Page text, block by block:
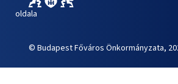
oldala
© Budapest Főváros Önkormányzata,